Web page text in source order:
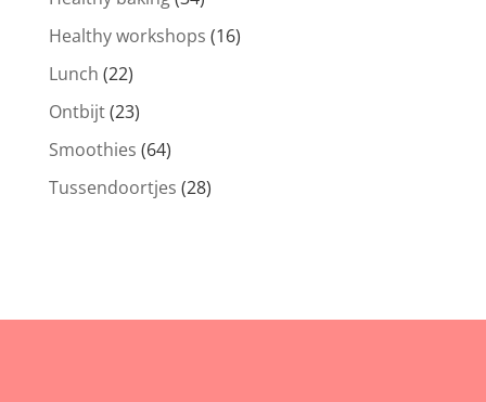
Healthy workshops (16)
Lunch (22)
Ontbijt(23)
Smoothies (64)
Tussendoortjes (28)